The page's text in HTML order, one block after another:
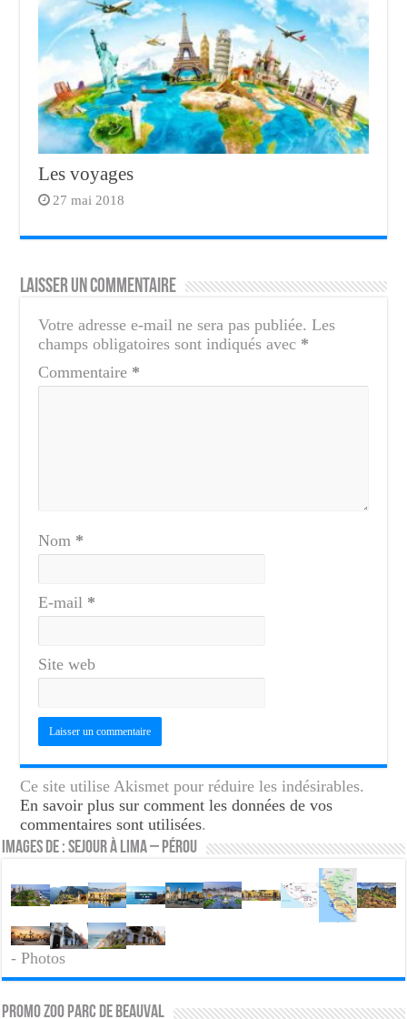
Les voyages
27 mai 2018
Laisser un commentaire
Votre adresse e-mail ne sera pas publiée. Les
champs obligatoires sont indiqués avec *
Commentaire *
Nom *
E-mail *
Site web
Ce site utilise Akismet pour réduire les indésirables.
En savoir plus sur comment les données de vos
commentaires sont utilisées.
Images de : Sejour à Lima – Pérou
- Photos
PROMO ZOO PARC DE BEAUVAL